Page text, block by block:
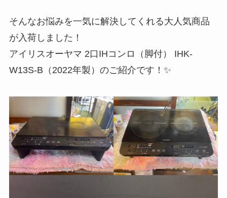
そんなお悩みを一気に解決してくれる大人気商品
が入荷しました！
アイリスオーヤマ 2口IHコンロ（脚付） IHK-
W13S-B（2022年製）のご紹介です！✨